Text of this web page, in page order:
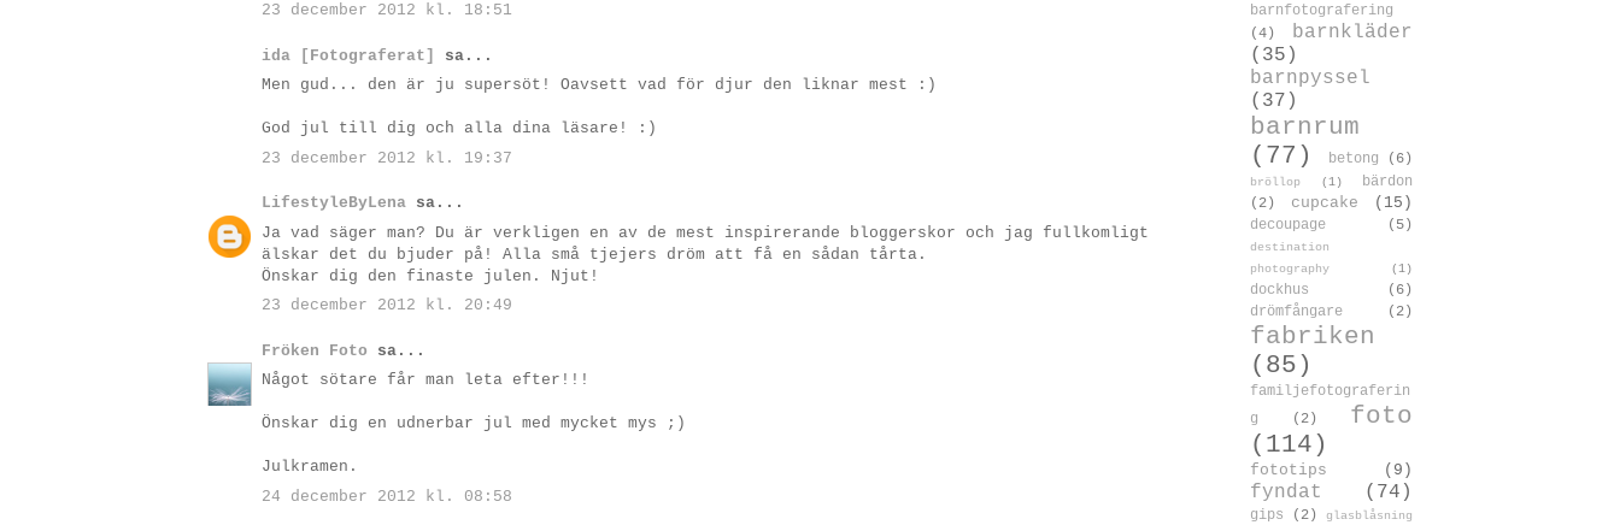
23 december 2012 kl. 18:51
ida [Fotograferat]
sa...
Men gud... den är ju supersöt! Oavsett vad för djur den liknar mest :)
God jul till dig och alla dina läsare! :)
23 december 2012 kl. 19:37
LifestyleByLena sa...
Ja vad säger man? Du är verkligen en av de mest inspirerande bloggerskor och jag fullkomligt
älskar det du bjuder på! Alla små tjejers dröm att få en sådan tårta.
Önskar dig den finaste julen. Njut!
23 december 2012 kl. 20:49
Fröken Foto sa...
Något sötare får man leta efter!!!
Önskar dig en udnerbar jul med mycket mys ;)
Julkramen.
24 december 2012 kl. 08:58
barnfotografering
(4)
barnkläder
(35)
barnpyssel
(37)
barnrum
(77)
betong (6)
bröllop (1)
bärdon
(2)
cupcake (15)
decoupage (5)
destination
photography
(1)
dockhus
(6)
drömfångare
(2)
fabriken
(85)
familjefotograferin
g
(2)
foto
(114)
fototips (9)
fyndat (74)
gips (2)
glasblåsning